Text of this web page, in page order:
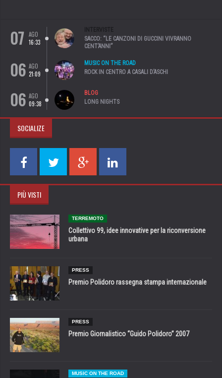
07
AGO
16:33
INTERVISTE
SACCO: “LE CANZONI DI GUCCINI VIVRANNO
CENT’ANNI”
06 AGO
21:09
MUSIC ON THE ROAD
ROCK IN CENTRO A CASALI D’ASCHI
06 AGO
09:38
BLOG
LONG NIGHTS
SOCIALIZE
PIÙ VISTI
TERREMOTO
Collettivo 99, idee innovative per la riconversione
urbana
PRESS
Premio Polidoro rassegna stampa internazionale
PRESS
Premio Giornalistico “Guido Polidoro” 2007
MUSIC ON THE ROAD